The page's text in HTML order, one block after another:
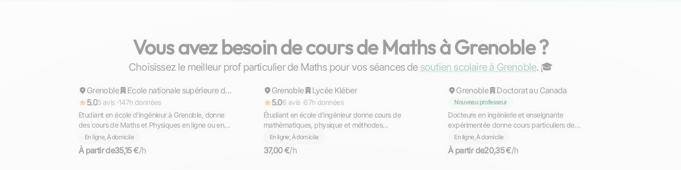
Vous avez besoin de cours de Maths à Grenoble ?
Choisissez le meilleur prof particulier de Maths pour vos séances de soutien scolaire à Grenoble. ‍🎓
Répond rapidement
Grenoble
Ecole nationale supérieure de Génie industriel - Grenoble INP
5.05 avis ·147h données
Etudiant en école d'ingénieur à Grenoble, donne
des cours de Maths et Physiques en ligne ou en
présentiel de niveau collège, Lycée ou L1. Ancien
élève de prépa MPSI/MP.
En ligne, À domicile
À partir de35,15 €/h
Répond rapidement
Thomas
Grenoble
Lycée Kléber
5.06 avis ·67h données
Étudiant en école d’ingénieur donne cours de
mathématiques, physique et méthodes
d’apprentissages pour collégiens et lycéens sur
Grenoble et en ligne
En ligne, À domicile
37,00 €/h
Mahassen
Grenoble Doctorat au Canada
Nouveau professeur
Docteure en ingénierie et enseignante
expérimentée donne cours particuliers de
mathématiques en ligne pour tous les niveaux.
En ligne, À domicile
À partir de20,35 €/h